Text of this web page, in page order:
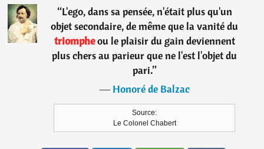
“L'ego, dans sa pensée, n'était plus qu'un
objet secondaire, de même que la vanité du
triompheou le plaisir du gain deviennent
plus chers au parieur que ne l'est l'objet du
pari.”
―Honoré de Balzac
Source:
Le Colonel Chabert